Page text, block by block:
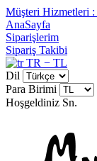
Müşteri Hizmetleri :
AnaSayfa
Siparişlerim
Sipariş Takibi
TR − TL
Dil
Para Birimi
Hoşgeldiniz Sn.